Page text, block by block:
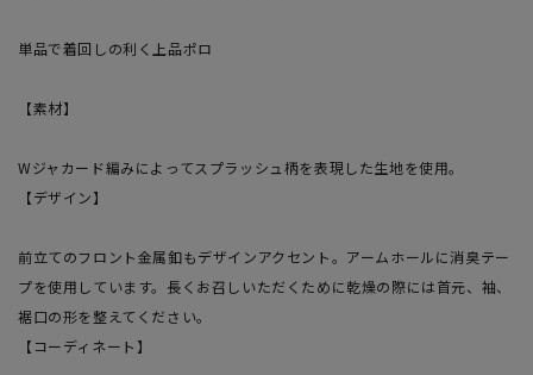
単品で着回しの利く上品ポロ
【素材】
Wジャカード編みによってスプラッシュ柄を表現した生地を使用。
【デザイン】
前立てのフロント金属釦もデザインアクセント。アームホールに消臭テー
プを使用しています。長くお召しいただくために乾燥の際には首元、袖、
裾口の形を整えてください。
【コーディネート】